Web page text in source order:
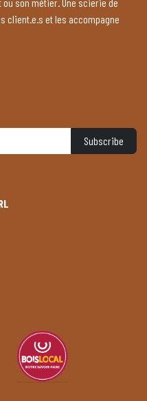
client.e.s et les accompagne
Subscribe